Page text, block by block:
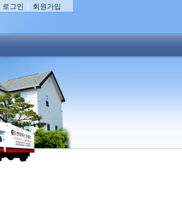
로그인 회원가입